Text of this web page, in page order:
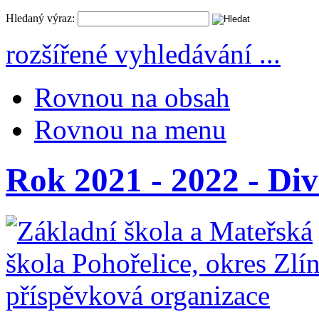
Hledaný výraz:
rozšířené vyhledávání ...
Rovnou na obsah
Rovnou na menu
Rok 2021 - 2022 -